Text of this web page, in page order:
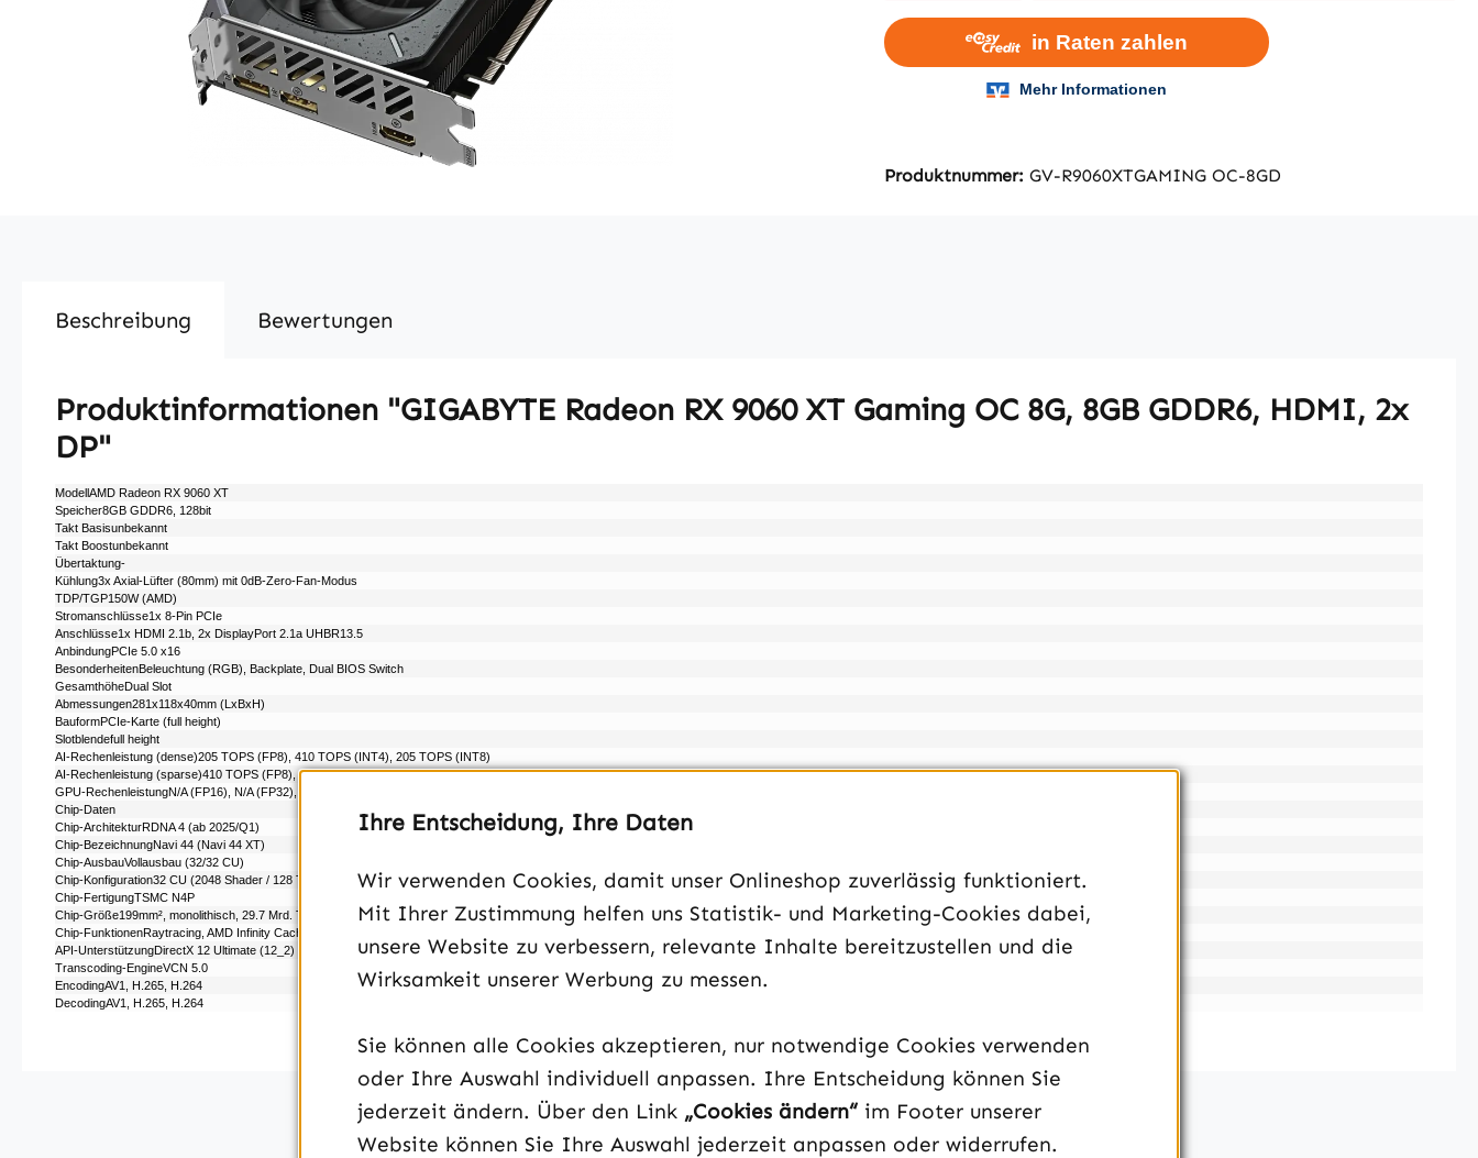
Produktnummer: GV-R9060XTGAMING OC-8GD
Beschreibung Bewertungen
Produktinformationen "GIGABYTE Radeon RX 9060 XT Gaming OC 8G, 8GB GDDR6, HDMI, 2x
DP"
ModellAMD Radeon RX 9060 XT
Speicher8GB GDDR6, 128bit
Takt Basisunbekannt
Takt Boostunbekannt
Übertaktung-
Kühlung3x Axial-Lüfter (80mm) mit 0dB-Zero-Fan-Modus
TDP/TGP150W (AMD)
Stromanschlüsse1x 8-Pin PCIe
Anschlüsse1x HDMI 2.1b, 2x DisplayPort 2.1a UHBR13.5
AnbindungPCIe 5.0 x16
BesonderheitenBeleuchtung (RGB), Backplate, Dual BIOS Switch
GesamthöheDual Slot
Abmessungen281x118x40mm (LxBxH)
BauformPCIe-Karte (full height)
Slotblendefull height
AI-Rechenleistung (dense)205 TOPS (FP8), 410 TOPS (INT4), 205 TOPS (INT8)
AI-Rechenleistung (sparse)410 TOPS (FP8), 820 TOPS (INT4), 410 TOPS (INT8)
GPU-RechenleistungN/​A (FP16), N/​A (FP32), N/​A (FP64)
Chip-Daten
Chip-ArchitekturRDNA 4 (ab 2025/​Q1)
Chip-BezeichnungNavi 44 (Navi 44 XT)
Chip-AusbauVollausbau (32/​32 CU)
Chip-Konfiguration32 CU (2048 Shader /​ 128 TMUs /​ 64 ROPs), 32 RT Cores, 4MiB L2-Cache
Chip-FertigungTSMC N4P
Chip-Größe199mm², monolithisch, 29.7 Mrd. Transistoren
Chip-FunktionenRaytracing, AMD Infinity Cache (32MiB), HDCP 2.3
API-UnterstützungDirectX 12 Ultimate (12_2) /​ Vulkan 1.3 /​ OpenCL 2.2 /​ OpenGL 4.6 /​ Shader Model 6.8
Transcoding-EngineVCN 5.0
EncodingAV1, H.265, H.264
DecodingAV1, H.265, H.264
Ihre Entscheidung, Ihre Daten
Wir verwenden Cookies, damit unser Onlineshop zuverlässig funktioniert.
Mit Ihrer Zustimmung helfen uns Statistik- und Marketing-Cookies dabei,
unsere Website zu verbessern, relevante Inhalte bereitzustellen und die
Wirksamkeit unserer Werbung zu messen.
Sie können alle Cookies akzeptieren, nur notwendige Cookies verwenden
oder Ihre Auswahl individuell anpassen. Ihre Entscheidung können Sie
jederzeit ändern. Über den Link „Cookies ändern“ im Footer unserer
Website können Sie Ihre Auswahl jederzeit anpassen oder widerrufen.